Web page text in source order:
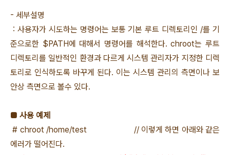
- 세부설명
: 사용자가 시도하는 명령어는 보통 기본 루트 디렉토리인 /를 기
준으로한 $PATH에 대해서 명령어를 해석한다. chroot는 루트
디렉토리를 일반적인 환경과 다르게 시스템 관리자가 지정한 디렉
토리로 인식하도록 바꾸게 된다. 이는 시스템 관리의 측면이나 보
안상 측면으로 볼수 있다.
■ 사용 예제
# chroot /home/test // 이렇게 하면 아래와 같은
에러가 떨어진다.